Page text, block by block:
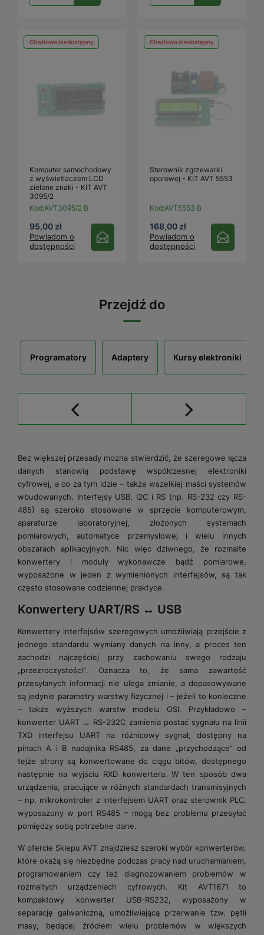
Chwilowo niedostępny
Komputer samochodowy
z wyświetlaczem LCD
zielone znaki - KIT AVT
3095/2
Kod:AVT3095/2 B
95,00 zł
Powiadom o
dostępności
Chwilowo niedostępny
Sterownik zgrzewarki
oporowej - KIT AVT 5553
Kod:AVT5553 B
168,00 zł
Powiadom o
dostępności
Przejdź do
Programatory Adaptery Kursy elektroniki
Bez większej przesady można stwierdzić, że szeregowe łącza
danych stanowią podstawę współczesnej elektroniki
cyfrowej, a co za tym idzie – także wszelkiej maści systemów
wbudowanych. Interfejsy USB, I2C i RS (np. RS-232 czy RS-
485) są szeroko stosowane w sprzęcie komputerowym,
aparaturze laboratoryjnej, złożonych systemach
pomiarowych, automatyce przemysłowej i wielu innych
obszarach aplikacyjnych. Nic więc dziwnego, że rozmaite
konwertery i moduły wykonawcze bądź pomiarowe,
wyposażone w jeden z wymienionych interfejsów, są tak
często stosowane codziennej praktyce.
Konwertery UART/RS ↔ USB
Konwertery interfejsów szeregowych umożliwiają przejście z
jednego standardu wymiany danych na inny, a proces ten
zachodzi najczęściej przy zachowaniu swego rodzaju
„przezroczystości”. Oznacza to, że sama zawartość
przesyłanych informacji nie ulega zmianie, a dopasowywane
są jedynie parametry warstwy fizycznej i – jeżeli to konieczne
– także wyższych warstw modelu OSI. Przykładowo –
konwerter UART ↔ RS-232C zamienia postać sygnału na linii
TXD interfejsu UART na różnicowy sygnał, dostępny na
pinach A i B nadajnika RS485, za dane „przychodzące” od
tejże strony są konwertowane do ciągu bitów, dostępnego
następnie na wyjściu RXD konwertera. W ten sposób dwa
urządzenia, pracujące w różnych standardach transmisyjnych
– np. mikrokontroler z interfejsem UART oraz sterownik PLC,
wyposażony w port RS485 – mogą bez problemu przesyłać
pomiędzy sobą potrzebne dane.
W ofercie Sklepu AVT znajdziesz szeroki wybór konwerterów,
które okażą się niezbędne podczas pracy nad uruchamianiem,
programowaniem czy też diagnozowaniem problemów w
rozmaitych urządzeniach cyfrowych. Kit AVT1671 to
kompaktowy konwerter USB-RS232, wyposażony w
separację galwaniczną, umożliwiającą przerwanie tzw. pętli
masy, będącej źródłem wielu problemów w większych